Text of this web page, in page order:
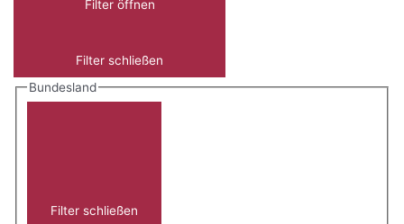
Filter öffnen
Filter schließen
Bundesland
Filter schließen